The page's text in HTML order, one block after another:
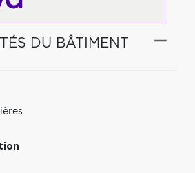
DU BÂTIMENT